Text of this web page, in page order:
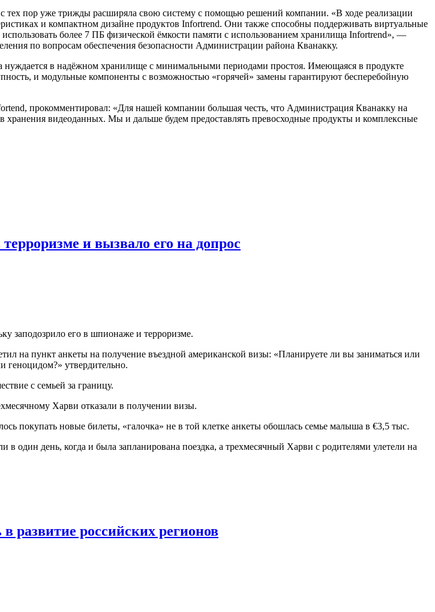
тех пор уже трижды расширяла свою систему с помощью решений компании. «В ходе реализации
и компактном дизайне продуктов Infortrend. Они также способны поддерживать виртуальные
более 7 ПБ физической ёмкости памяти с использованием хранилища Infortrend», —
по вопросам обеспечения безопасности Администрации района Кванакку.
нуждается в надёжном хранилище с минимальными периодами простоя. Имеющаяся в продукте
и модульные компоненты с возможностью «горячей» замены гарантируют бесперебойную
прокомментировал: «Для нашей компании большая честь, что Администрация Кванакку на
видеоданных. Мы и дальше будем предоставлять превосходные продукты и комплексные
и вызвало его на допрос
заподозрило его в шпионаже и терроризме.
на пункт анкеты на получение въездной американской визы: «Планируете ли вы заниматься или
геноцидом?» утвердительно.
с семьей за границу.
Харви отказали в получении визы.
покупать новые билеты, «галочка» не в той клетке анкеты обошлась семье малыша в €3,5 тыс.
один день, когда и была запланирована поездка, а трехмесячный Харви с родителями улетели на
развитие российских регионов